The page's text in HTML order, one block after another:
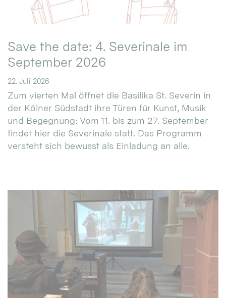
Save the date: 4. Severinale im
September 2026
22. Juli 2026
Zum vierten Mal öffnet die Basilika St. Severin in
der Kölner Südstadt ihre Türen für Kunst, Musik
und Begegnung: Vom 11. bis zum 27. September
findet hier die Severinale statt. Das Programm
versteht sich bewusst als Einladung an alle.